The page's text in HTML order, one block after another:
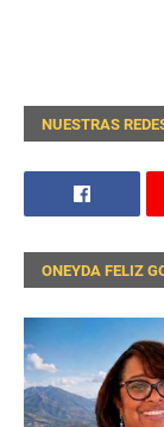
NUESTRAS
ONEYDA FELIZ